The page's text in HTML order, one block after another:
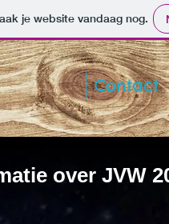
je website vandaag nog.
Contact
over JVW